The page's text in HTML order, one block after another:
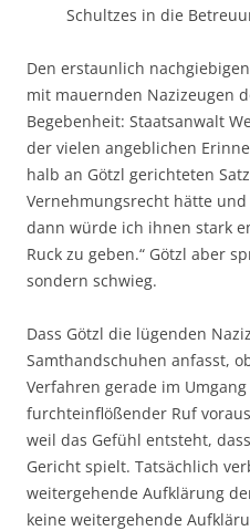
Schultzes in die
Den erstaunlich
mit mauernden Nazizeugen
Begebenheit: Staatsanwalt
der vielen angeblichen
halb an Götzl gerichteten
Vernehmungsrecht hätte
dann würde ich ihnen stark
Ruck zu geben.“ Götzl aber
sondern schwieg.
Dass Götzl die lügenden
Samthandschuhen anfasst,
Verfahren gerade im
furchteinflößender Ruf
weil das Gefühl entsteht,
Gericht spielt. Tatsächlich
weitergehende Aufklärung
keine weitergehende